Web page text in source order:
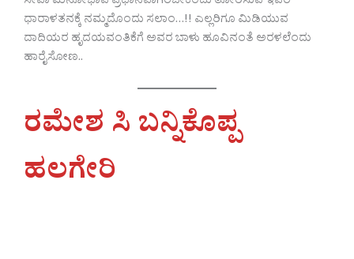
ಧಾರಾಳತನಕ್ಕೆ ನಮ್ಮದೊಂದು ಸಲಾಂ…!! ಎಲ್ಲರಿಗೂ ಮಿಡಿಯುವ
ದಾದಿಯರ ಹೃದಯವಂತಿಕೆಗೆ ಅವರ ಬಾಳು ಹೂವಿನಂತೆ ಅರಳಲೆಂದು
ಹಾರೈಸೋಣ..
ರಮೇಶ ಸಿ ಬನ್ನಿಕೊಪ್ಪ
ಹಲಗೇರಿ